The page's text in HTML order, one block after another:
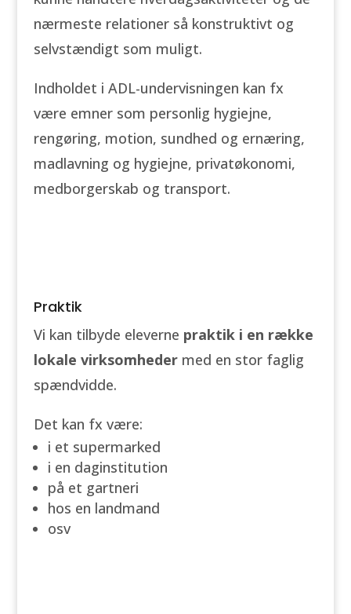
nærmeste relationer så konstruktivt og
selvstændigt som muligt.
Indholdet i ADL-undervisningen kan fx
være emner som personlig hygiejne,
rengøring, motion, sundhed og ernæring,
madlavning og hygiejne, privatøkonomi,
medborgerskab og transport.
Praktik
Vi kan tilbyde eleverne praktik i en række
lokale virksomhedermed en stor faglig
spændvidde.
Det kan fx være:
i et supermarked
i en daginstitution
på et gartneri
hos en landmand
osv